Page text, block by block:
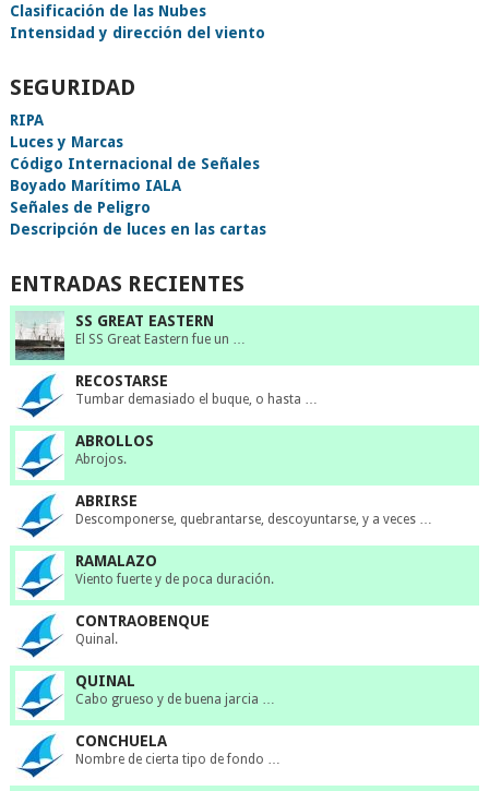
Clasificación de las Nubes
Intensidad y dirección del viento
SEGURIDAD
RIPA
Luces y Marcas
Código Internacional de Señales
Boyado Marítimo IALA
Señales de Peligro
Descripción de luces en las cartas
ENTRADAS RECIENTES
SS GREAT EASTERN
El SS Great Eastern fue un …
RECOSTARSE
Tumbar demasiado el buque, o hasta …
ABROLLOS
Abrojos.
ABRIRSE
Descomponerse, quebrantarse, descoyuntarse, y a veces …
RAMALAZO
Viento fuerte y de poca duración.
CONTRAOBENQUE
Quinal.
QUINAL
Cabo grueso y de buena jarcia …
CONCHUELA
Nombre de cierta tipo de fondo …